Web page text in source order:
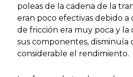
poleas de la cadena de la
eran poco efectivas debido a
de fricción era muy poca y la
sus componentes, disminuía
considerable el rendimiento.